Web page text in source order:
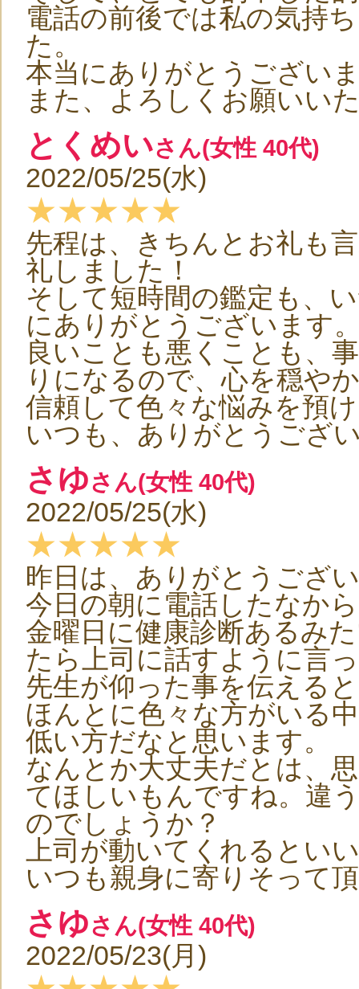
電話の前後では私の気持
た。
本当にありがとうござい
また、よろしくお願いい
とくめいさん(女性 40代)
2022/05/25(水)
★★★★★
先程は、きちんとお礼も
礼しました！
そして短時間の鑑定も、
にありがとうございます
良いことも悪くことも、
りになるので、心を穏や
信頼して色々な悩みを預
いつも、ありがとうござ
さゆさん(女性 40代)
2022/05/25(水)
★★★★★
昨日は、ありがとうござ
今日の朝に電話したなか
金曜日に健康診断あるみ
たら上司に話すように言
先生が仰った事を伝える
ほんとに色々な方がいる
低い方だなと思います。
なんとか大丈夫だとは、
てほしいもんですね。違
のでしょうか？
上司が動いてくれるとい
いつも親身に寄りそって
さゆさん(女性 40代)
2022/05/23(月)